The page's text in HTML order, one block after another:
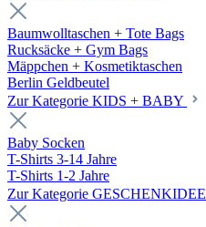
Baumwolltaschen + Tote Bags
Rucksäcke + Gym Bags
Mäppchen + Kosmetiktaschen
Berlin Geldbeutel
Zur Kategorie KIDS + BABY
Baby Socken
T-Shirts 3-14 Jahre
T-Shirts 1-2 Jahre
Zur Kategorie GESCHENKIDEE